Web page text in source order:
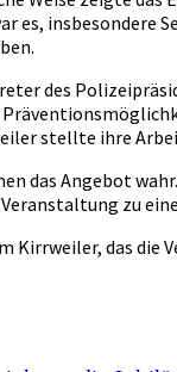
es, insbesondere
des
stellte ihre
das Angebot
zu
Kirrweiler, das